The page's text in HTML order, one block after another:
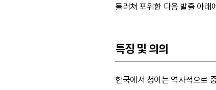
둘러쳐 포위한 다음 발줄 아래
특징 및 의의
한국에서 청어는 역사적으로